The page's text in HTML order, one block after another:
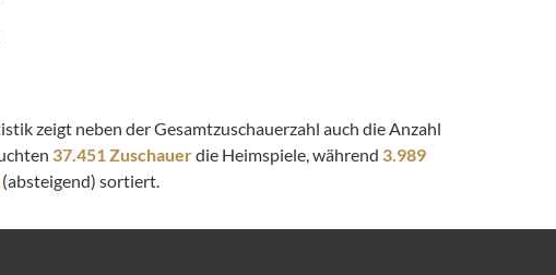
zeigt neben der Gesamtzuschauerzahl auch die Anzahl
37.451 Zuschauerdie Heimspiele, während 3.989
(absteigend) sortiert.